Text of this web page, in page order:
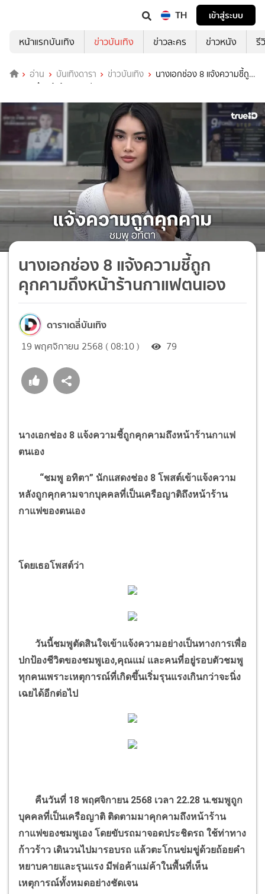
TH
เข้าสู่ระบบ
หน้าแรกบันเทิง
ข่าวบันเทิง ข่าวละคร ข่าวหนัง รี
อ่าน บันเทิงดารา ข่าวบันเทิง
นางเอกช่อง 8 แจ้งความชี้ถูก
คุกคามถึงหน้าร้านกาแฟตนเอง
นางเอกช่อง 8 แจ้งความชี้ถูก
คุกคามถึงหน้าร้านกาแฟตนเอง
ดาราเดลี่บันเทิง
19 พฤศจิกายน 2568 ( 08:10 ) 79
นางเอกช่อง 8 แจ้งความชี้ถูกคุกคามถึงหน้าร้านกาแฟ
ตนเอง
“ชมพู อทิตา” นักแสดงช่อง 8 โพสต์เข้าแจ้งความ
หลังถูกคุกคามจากบุคคลที่เป็นเครือญาติถึงหน้าร้าน
กาแฟของตนเอง
โดยเธอโพสต์ว่า
วันนี้ชมพูตัดสินใจเข้าแจ้งความอย่างเป็นทางการเพื่อ
ปกป้องชีวิตของชมพูเอง,คุณแม่ และคนที่อยู่รอบตัวชมพู
ทุกคนเพราะเหตุการณ์ที่เกิดขึ้นเริ่มรุนแรงเกินกว่าจะนิ่ง
เฉยได้อีกต่อไป
คืนวันที่ 18 พฤศจิกายน 2568 เวลา 22.28 น.ชมพูถูก
บุคคลที่เป็นเครือญาติ ติดตามมาคุกคามถึงหน้าร้าน
กาแฟของชมพูเอง โดยขับรถมาจอดประชิดรถ ใช้ท่าทาง
ก้าวร้าว เดินวนไปมารอบรถ แล้วตะโกนข่มขู่ด้วยถ้อยคำ
หยาบคายและรุนแรง มีพ่อค้าแม่ค้าในพื้นที่เห็น
เหตุการณ์ทั้งหมดอย่างชัดเจน